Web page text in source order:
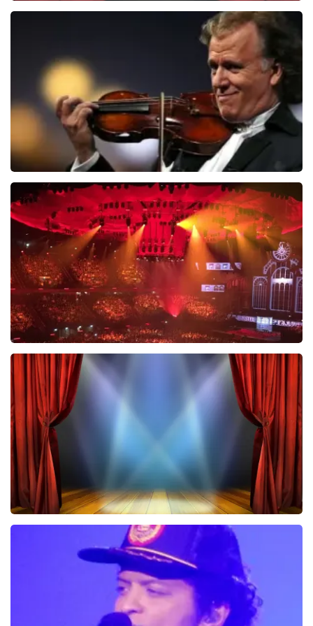
BEKIJKEN
Andre Rieu
5618+reviews
BEKIJKEN
Vrienden Van Amstel Live
1252+reviews
40 45 De Musical
2588+reviews